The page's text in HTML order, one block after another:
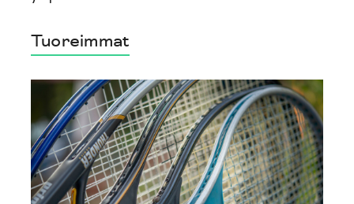
Tuoreimmat